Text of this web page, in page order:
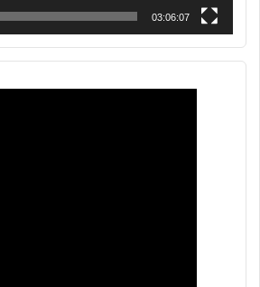
03:06:07